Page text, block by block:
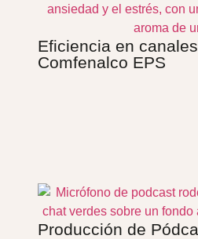
Eficiencia en
Comfenalco EPS
Producción de